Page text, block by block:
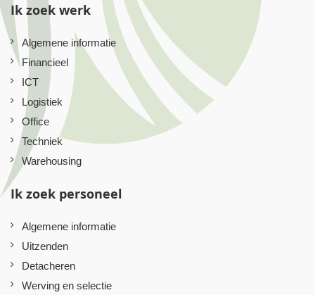
Ik zoek werk
Algemene informatie
Financieel
ICT
Logistiek
Office
Techniek
Warehousing
Ik zoek personeel
Algemene informatie
Uitzenden
Detacheren
Werving en selectie